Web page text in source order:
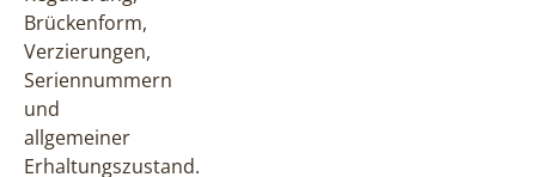
Brückenform,
Verzierungen,
Seriennummern
und
allgemeiner
Erhaltungszustand.